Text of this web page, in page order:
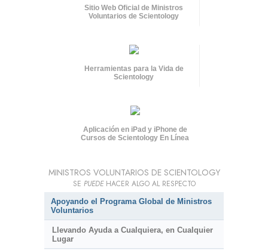
Sitio Web Oficial de Ministros
Voluntarios de Scientology
Herramientas para la Vida de
Scientology
Aplicación en iPad y iPhone de
Cursos de Scientology En Línea
MINISTROS VOLUNTARIOS DE SCIENTOLOGY
SE PUEDEHACER ALGO AL RESPECTO
Apoyando el Programa Global de Ministros
Voluntarios
Llevando Ayuda a Cualquiera, en Cualquier
Lugar